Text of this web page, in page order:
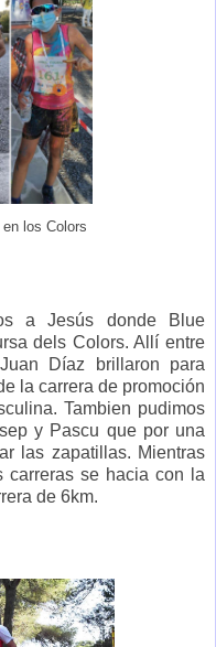
los Colors
a Jesús donde Blue
dels Colors. Allí entre
Díaz brillaron para
la carrera de promoción
Tambien pudimos
y Pascu que por una
las zapatillas. Mientras
carreras se hacia con la
de 6km.